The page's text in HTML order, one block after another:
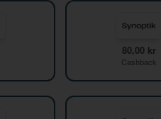
80,00 kr
Cashback